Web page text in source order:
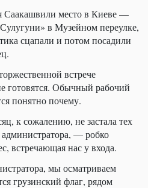
Саакашвили место в Киеве —
в Музейном переулке,
сцапали и потом посадили
встрече
готовятся. Обычный рабочий
понятно почему.
к сожалению, не застала тех
— робко
встречающая нас у входа.
мы осматриваем
грузинский флаг, рядом